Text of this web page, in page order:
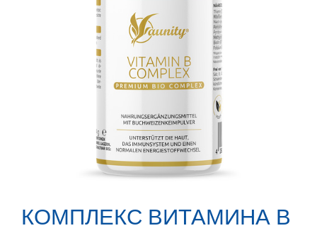
КОМПЛЕКС ВИТАМИНА В